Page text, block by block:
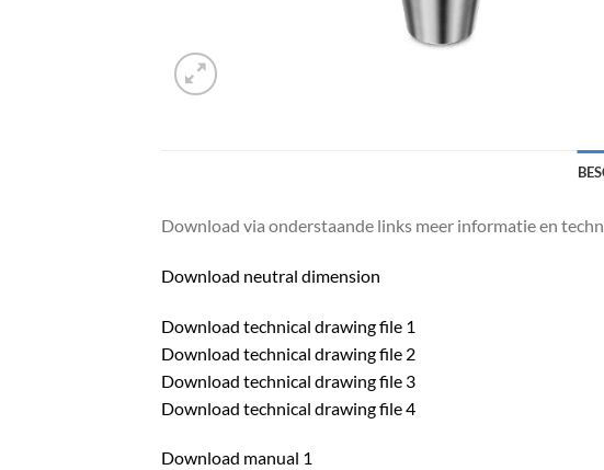
Download via onderstaande links meer informatie en
Download neutral dimension
Download technical drawing file 1
Download technical drawing file 2
Download technical drawing file 3
Download technical drawing file 4
Download manual 1